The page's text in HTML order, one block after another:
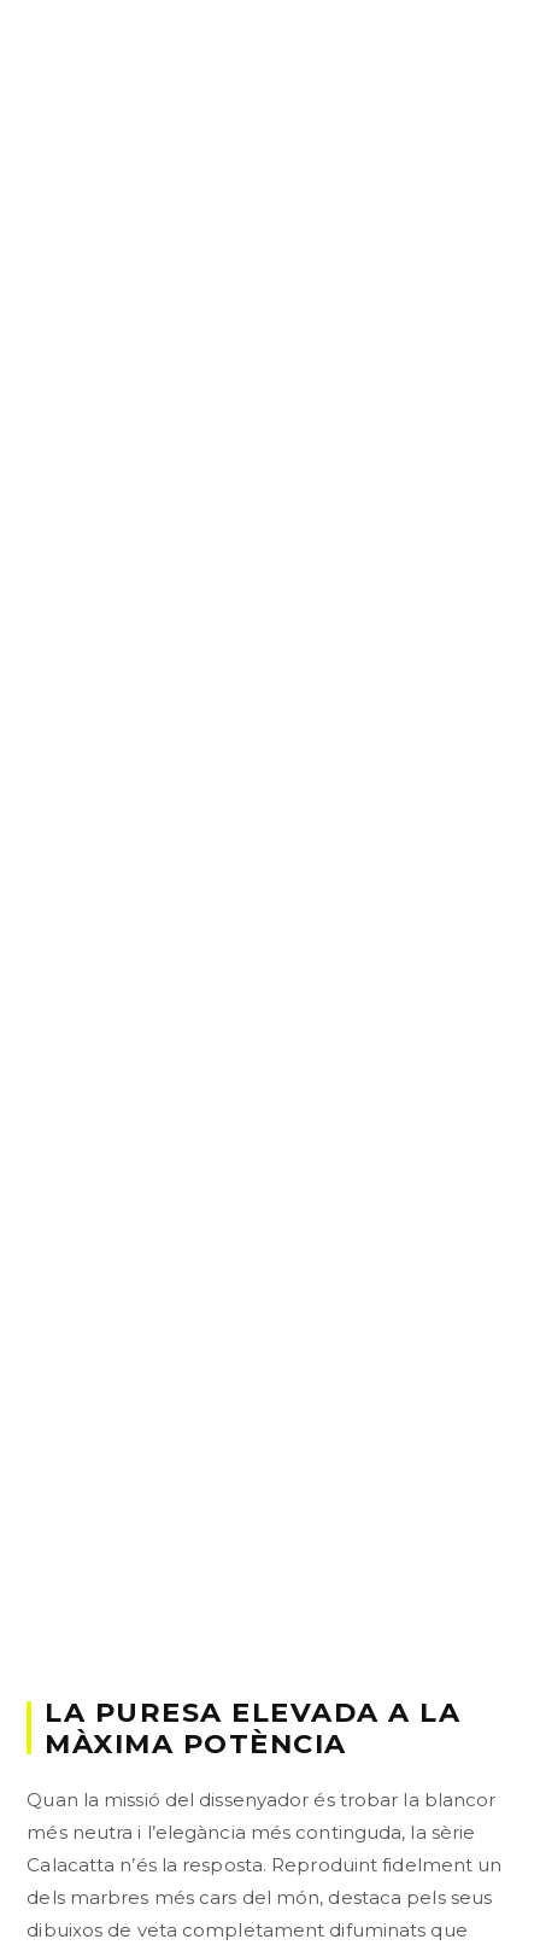
LA PURESA ELEVADA A LA
MÀXIMA POTÈNCIA
Quan la missió del dissenyador és trobar la blancor
més neutra i l’elegància més continguda, la sèrie
Calacatta n’és la resposta. Reproduint fidelment un
dels marbres més cars del món, destaca pels seus
dibuixos de veta completament difuminats que